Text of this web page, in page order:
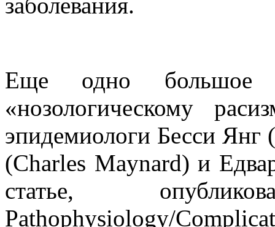
Еще одно большое
«нозологическому
эпидемиологи Бесси Янг
(Charles Maynard) и
статье,
Pathophysiology/